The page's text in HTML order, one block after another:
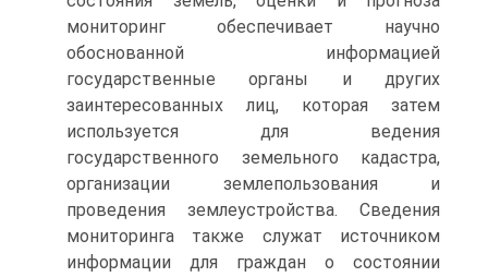
мониторинг обеспечивает научно
обоснованной информацией
государственные органы и других
заинтересованных лиц, которая затем
используется для ведения
государственного земельного кадастра,
организации землепользования и
проведения землеустройства. Сведения
мониторинга также служат источником
информации для граждан о состоянии